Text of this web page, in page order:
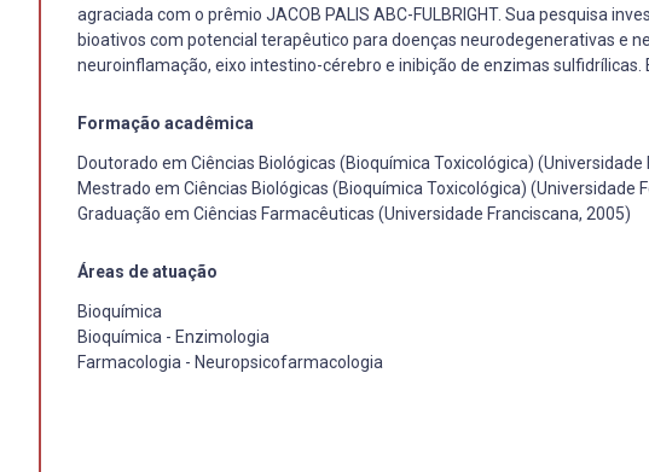
agraciada com o prêmio JACOB PALIS ABC-FULBRIGHT. Sua pesquisa
bioativos com potencial terapêutico para doenças neurodegenerativas e
neuroinflamação, eixo intestino-cérebro e inibição de enzimas
Formação acadêmica
Doutorado em Ciências Biológicas (Bioquímica Toxicológica) (Universidade
Mestrado em Ciências Biológicas (Bioquímica Toxicológica) (Universidade
Graduação em Ciências Farmacêuticas (Universidade Franciscana, 2005)
Áreas de atuação
Bioquímica
Bioquímica - Enzimologia
Farmacologia - Neuropsicofarmacologia